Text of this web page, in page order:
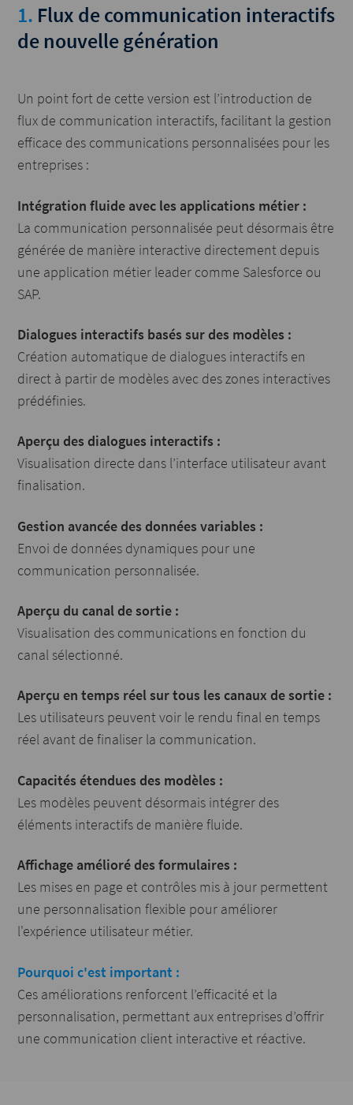
1. Flux de communication interactifs
de nouvelle génération
Un point fort de cette version est l’introduction de
flux de communication interactifs, facilitant la gestion
efficace des communications personnalisées pour les
entreprises :
Intégration fluide avec les applications métier :
La communication personnalisée peut désormais être
générée de manière interactive directement depuis
une application métier leader comme Salesforce ou
SAP.
Dialogues interactifs basés sur des modèles :
Création automatique de dialogues interactifs en
direct à partir de modèles avec des zones interactives
prédéfinies.
Aperçu des dialogues interactifs :
Visualisation directe dans l’interface utilisateur avant
finalisation.
Gestion avancée des données variables :
Envoi de données dynamiques pour une
communication personnalisée.
Aperçu du canal de sortie :
Visualisation des communications en fonction du
canal sélectionné.
Aperçu en temps réel sur tous les canaux de sortie :
Les utilisateurs peuvent voir le rendu final en temps
réel avant de finaliser la communication.
Capacités étendues des modèles :
Les modèles peuvent désormais intégrer des
éléments interactifs de manière fluide.
Affichage amélioré des formulaires :
Les mises en page et contrôles mis à jour permettent
une personnalisation flexible pour améliorer
l'expérience utilisateur métier.
Pourquoi c'est important :
Ces améliorations renforcent l’efficacité et la
personnalisation, permettant aux entreprises d’offrir
une communication client interactive et réactive.